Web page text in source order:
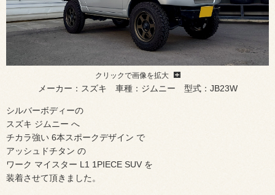
クリックで画像を拡大
メーカー：スズキ 車種：ジムニー 型式：JB23W
シルバーボディーの
スズキ ジムニー へ
チカラ強い 6本スポークデザイン で
アッシュドチタン の
ワーク マイスター L1 1PIECE SUV を
装着させて頂きました。